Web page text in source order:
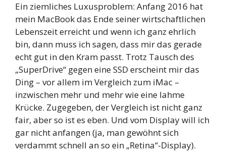
Ein ziemliches Luxusproblem: Anfang 2016 hat
mein MacBook das Ende seiner wirtschaftlichen
Lebenszeit erreicht und wenn ich ganz ehrlich
bin, dann muss ich sagen, dass mir das gerade
echt gut in den Kram passt. Trotz Tausch des
„SuperDrive“ gegen eine SSD erscheint mir das
Ding – vor allem im Vergleich zum iMac –
inzwischen mehr und mehr wie eine lahme
Krücke. Zugegeben, der Vergleich ist nicht ganz
fair, aber so ist es eben. Und vom Display will ich
gar nicht anfangen (ja, man gewöhnt sich
verdammt schnell an so ein „Retina“-Display).